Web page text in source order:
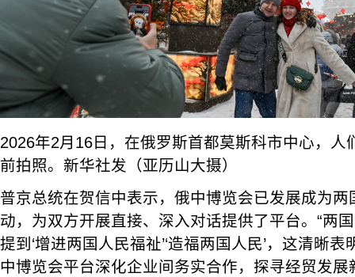
2026年2月16日，在俄罗斯首都莫斯科市中心，人
前拍照。新华社发（亚历山大摄）
普京总统在贺信中表示，俄中博览会已发展成为
动，为双方开展直接、深入对话提供了平台。“两
提到‘增进两国人民福祉’‘造福两国人民’，这清晰
中博览会平台深化企业间务实合作，探寻经贸发展